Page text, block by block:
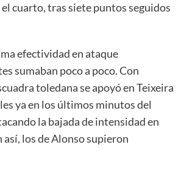
cuarto, tras siete puntos seguidos
efectividad en ataque
sumaban poco a poco. Con
toledana se apoyó en Teixeira
ya en los últimos minutos del
la bajada de intensidad en
los de Alonso supieron